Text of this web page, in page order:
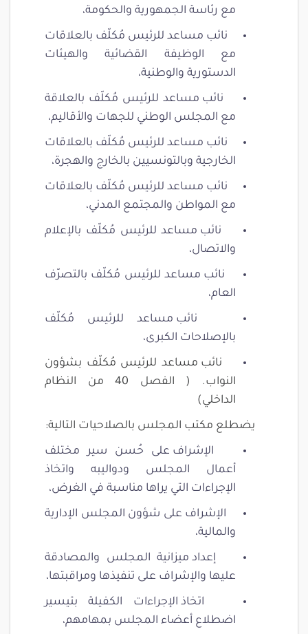
مع رئاسة الجمهورية والحكومة،
نائب مساعد للرئيس مُكلّف بالعلاقات
مع الوظيفة القضائية والهيئات
الدستورية والوطنية،
نائب مساعد للرئيس مُكلّف بالعلاقة
مع المجلس الوطني للجهات والأقاليم،
نائب مساعد للرئيس مُكلّف بالعلاقات
الخارجية وبالتونسيين بالخارج والهجرة،
نائب مساعد للرئيس مُكلّف بالعلاقات
مع المواطن والمجتمع المدني،
نائب مساعد للرئيس مُكلّف بالإعلام
والاتصال،
نائب مساعد للرئيس مُكلّف بالتصرّف
العام،
نائب مساعد للرئيس مُكلّف
بالإصلاحات الكبرى،
نائب مساعد للرئيس مُكلّف بشؤون
النواب. ( الفصل 40 من النظام
الداخلي)
يضطلع مكتب المجلس بالصلاحيات التالية:
الإشراف على حُسن سير مختلف
أعمال المجلس ودواليبه واتخاذ
الإجراءات التي يراها مناسبة في الغرض،
الإشراف على شؤون المجلس الإدارية
والمالية،
إعداد ميزانية المجلس والمصادقة
عليها والإشراف على تنفيذها ومراقبتها،
اتخاذ الإجراءات الكفيلة بتيسير
اضطلاع أعضاء المجلس بمهامهم،